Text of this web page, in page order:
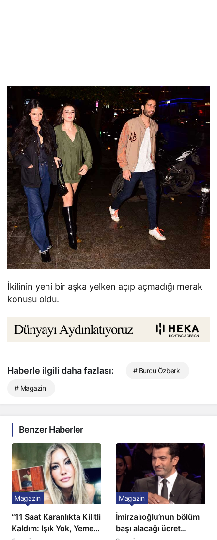
İkilinin yeni bir aşka yelken açıp açmadığı merak
konusu oldu.
Haberle ilgili daha fazlası: # Burcu Özberk
# Magazin
Benzer Haberler
“11 Saat Karanlıkta Kilitli
Kaldım: Işık Yok, Yemek
Magazin
İmirzalıoğlu’nun bölüm
başı alacağı ücret
Magazin